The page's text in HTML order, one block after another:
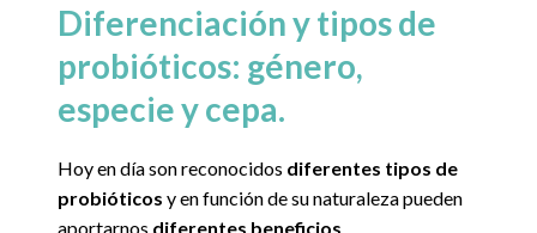
Diferenciación y tipos de
probióticos: género,
especie y cepa.
Hoy en día son reconocidos diferentes tipos de
probióticos y en función de su naturaleza pueden
aportarnos diferentes beneficios